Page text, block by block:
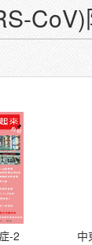
-2 中